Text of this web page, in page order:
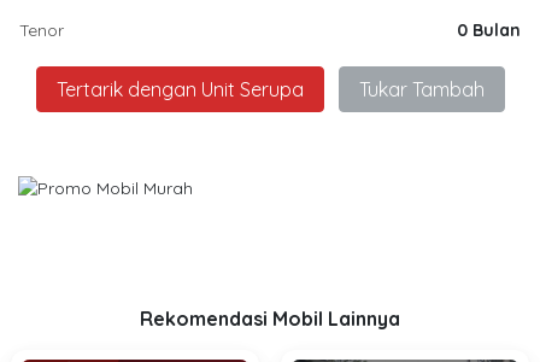
Tenor
0 Bulan
Tertarik dengan Unit Serupa Tukar Tambah
Rekomendasi Mobil Lainnya